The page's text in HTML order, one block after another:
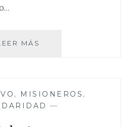
MÁS
, MISIONEROS ,
—